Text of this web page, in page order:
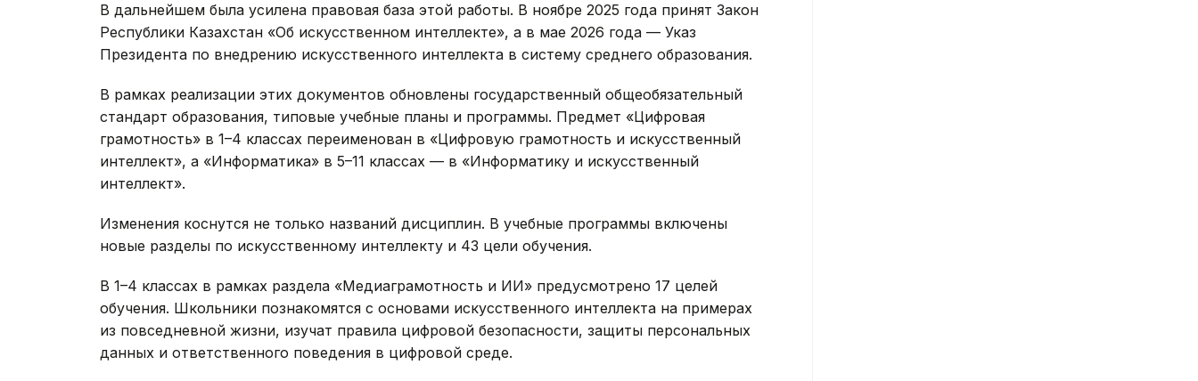
В дальнейшем была усилена правовая база этой работы. В ноябре 2025 года принят Закон
Республики Казахстан «Об искусственном интеллекте», а в мае 2026 года — Указ
Президента по внедрению искусственного интеллекта в систему среднего образования.
В рамках реализации этих документов обновлены государственный общеобязательный
стандарт образования, типовые учебные планы и программы. Предмет «Цифровая
грамотность» в 1–4 классах переименован в «Цифровую грамотность и искусственный
интеллект», а «Информатика» в 5–11 классах — в «Информатику и искусственный
интеллект».
Изменения коснутся не только названий дисциплин. В учебные программы включены
новые разделы по искусственному интеллекту и 43 цели обучения.
В 1–4 классах в рамках раздела «Медиаграмотность и ИИ» предусмотрено 17 целей
обучения. Школьники познакомятся с основами искусственного интеллекта на примерах
из повседневной жизни, изучат правила цифровой безопасности, защиты персональных
данных и ответственного поведения в цифровой среде.